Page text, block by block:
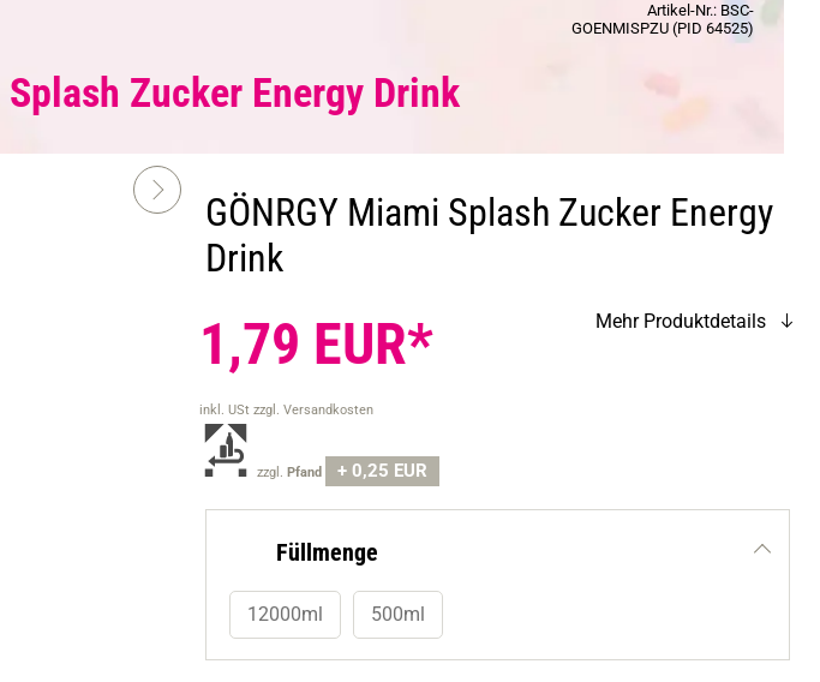
Artikel-Nr.: BSC-
GOENMISPZU (PID 64525)
Zucker Energy Drink
GÖNRGY Miami Splash Zucker Energy
Drink
1,79 EUR*
inkl. USt zzgl. Versandkosten
zzgl. Pfand + 0,25 EUR
Mehr Produktdetails
Füllmenge
12000ml 500ml